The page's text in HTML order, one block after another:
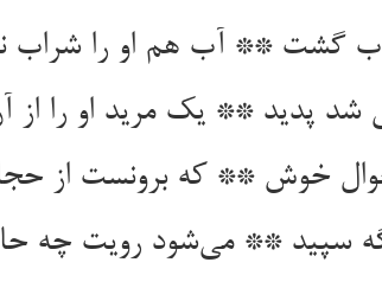
آب گشت ** آب هم او را
شد پدید ** یک مرید او را از
خوش ** که برونست از
سپید ** می‌شود رویت چه